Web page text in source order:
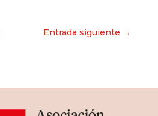
Entrada siguiente →